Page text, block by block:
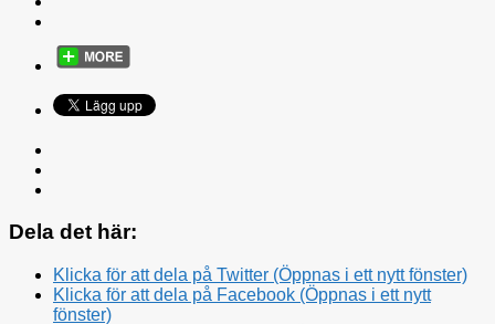
Dela det här:
Klicka för att dela på Twitter (Öppnas i ett nytt fönster)
Klicka för att dela på Facebook (Öppnas i ett nytt
fönster)